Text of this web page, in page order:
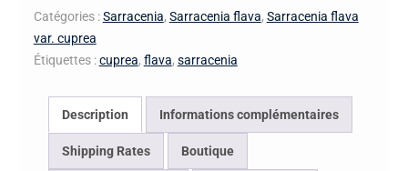
08)
Catégories :Sarracenia, Sarracenia flava, Sarracenia flava
var. cuprea
Étiquettes :cuprea, flava, sarracenia
Description Informations complémentaires
Shipping Rates Boutique